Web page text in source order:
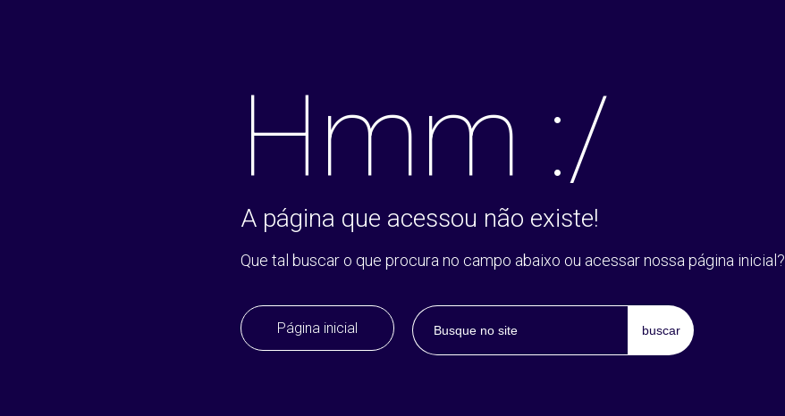
Hmm :/
A página que acessou não existe!
Que tal buscar o que procura no campo abaixo ou acessar nossa página inicial?
Página inicial